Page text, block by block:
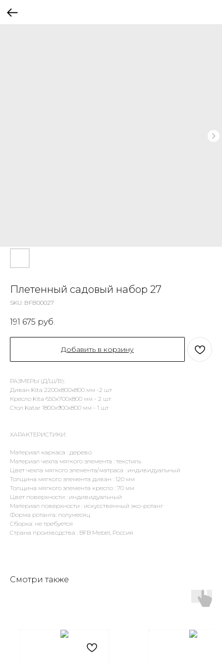
Плетенный садовый набор 27
SKU: BFB00027
191 675 руб.
Добавить в корзину
РАЗМЕРЫ (Д/Ш/В):
Диван Kita 2200х800х800 мм -2 шт
Кресло Kita 650х700х800 мм - 2 шт
Стол Katar 1800х900х800 мм - 1 шт
ХАРАКТЕРИСТИКИ:
Материал каркаса : дерево
Материал чехла мягкого элемента : текстиль
Цвет чехла мягкого элемента/матраса : индивидуальный
Толщина мягкого элемента диван : 120 мм
Толщина мягкого элемента кресло : 70 мм
Цвет поверхности : индивидуальный
Материал поверхности : искусственный эко-ротанг
Форма ротанга: полумесяц
Сборка: не требуется
Страна производства : BFB Mebel, Россия
Смотри также